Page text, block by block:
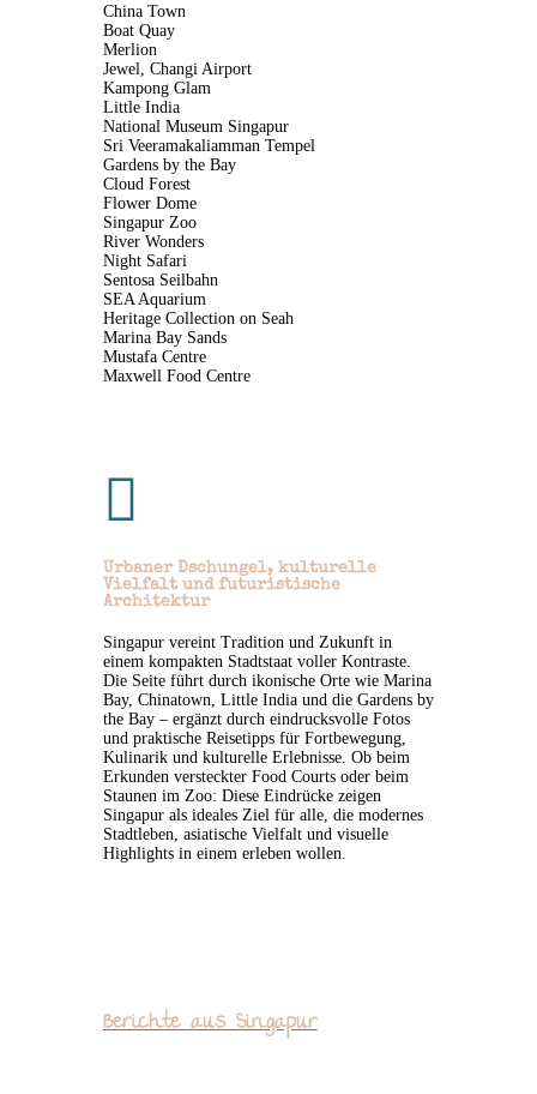
China Town
Boat Quay
Merlion
Jewel, Changi Airport
Kampong Glam
Little India
National Museum Singapur
Sri Veeramakaliamman Tempel
Gardens by the Bay
Cloud Forest
Flower Dome
Singapur Zoo
River Wonders
Night Safari
Sentosa Seilbahn
SEA Aquarium
Heritage Collection on Seah
Marina Bay Sands
Mustafa Centre
Maxwell Food Centre

Urbaner Dschungel, kulturelle
Vielfalt und futuristische
Architektur
Singapur vereint Tradition und Zukunft in
einem kompakten Stadtstaat voller Kontraste.
Die Seite führt durch ikonische Orte wie Marina
Bay, Chinatown, Little India und die Gardens by
the Bay – ergänzt durch eindrucksvolle Fotos
und praktische Reisetipps für Fortbewegung,
Kulinarik und kulturelle Erlebnisse. Ob beim
Erkunden versteckter Food Courts oder beim
Staunen im Zoo: Diese Eindrücke zeigen
Singapur als ideales Ziel für alle, die modernes
Stadtleben, asiatische Vielfalt und visuelle
Highlights in einem erleben wollen.
Berichte aus Singapur